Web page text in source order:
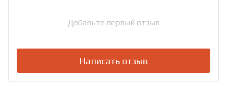
Добавьте первый отзыв
Написать отзыв